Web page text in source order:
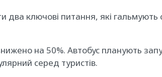
ключові питання, які гальмують
на 50%. Автобус планують
серед туристів.